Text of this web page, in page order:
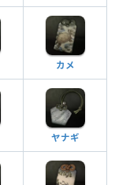
カメ
ヤナギ